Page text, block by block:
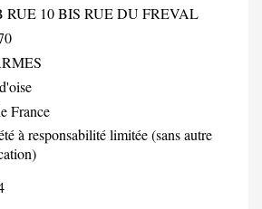
RUE 10 BIS RUE DU FREVAL
France
à responsabilité limitée (sans autre